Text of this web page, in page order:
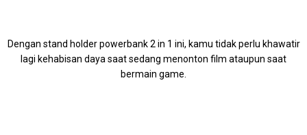
Dengan stand holder powerbank 2 in 1 ini, kamu tidak perlu khawatir
lagi kehabisan daya saat sedang menonton film ataupun saat
bermain game.